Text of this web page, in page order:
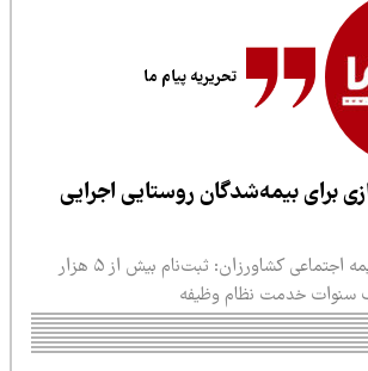
تحریریه پیام ما
بیمه‌شدگان روستایی اجرایی
مدیرعامل صندوق بیمه اجتماعی کشاورزان: ثبت‌نام بیش از ۵ هزار
خدمت نظام وظیفه